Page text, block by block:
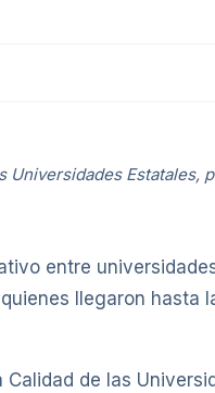
Universidades Estatales,
entre
llegaron hasta
de las